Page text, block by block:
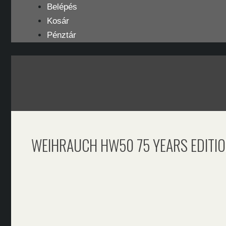
tartalomba
Belépés
Kosár
Pénztár
WEIHRAUCH HW50 75 YEARS